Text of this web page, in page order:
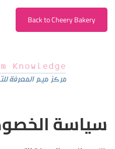
Back to Cheery Bakery
سياسة